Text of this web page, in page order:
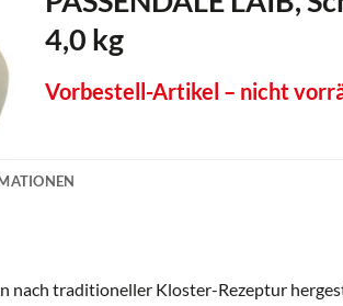
4,0 kg
Vorbestell-Artikel – nicht
nach traditioneller Kloster-Rezeptur